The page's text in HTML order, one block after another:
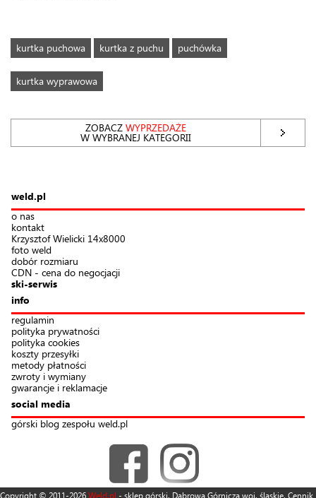
kurtka puchowa kurtka z puchu puchówka
kurtka wyprawowa
ZOBACZWYPRZEDAŻE
W WYBRANEJ KATEGORII
weld.pl
o nas
kontakt
Krzysztof Wielicki 14x8000
foto weld
dobór rozmiaru
CDN - cena do negocjacji
ski-serwis
info
regulamin
polityka prywatności
polityka cookies
koszty przesyłki
metody płatności
zwroty i wymiany
gwarancje i reklamacje
social media
górski blog zespołu weld.pl
Copyright © 2011-2026 Weld.pl - sklep górski. Dąbrowa Górnicza woj. śląskie. Cennik